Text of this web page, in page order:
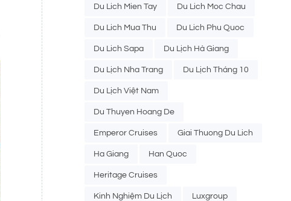
Du Lich Mien Tay Du Lich Moc Chau
Du Lich Mua Thu Du Lich Phu Quoc
Du Lich Sapa Du Lịch Hà Giang
Du Lịch Nha Trang Du Lịch Tháng 10
Du Lịch Việt Nam
Du Thuyen Hoang De
Emperor Cruises Giai Thuong Du Lich
Ha Giang Han Quoc
Heritage Cruises
Kinh Nghiệm Du Lịch Luxgroup